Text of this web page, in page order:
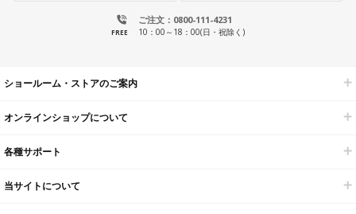
ご注文：0800-111-4231
FREE 10：00～18：00(日・祝除く)
ショールーム・ストアのご案内
オンラインショップについて
各種サポート
当サイトについて